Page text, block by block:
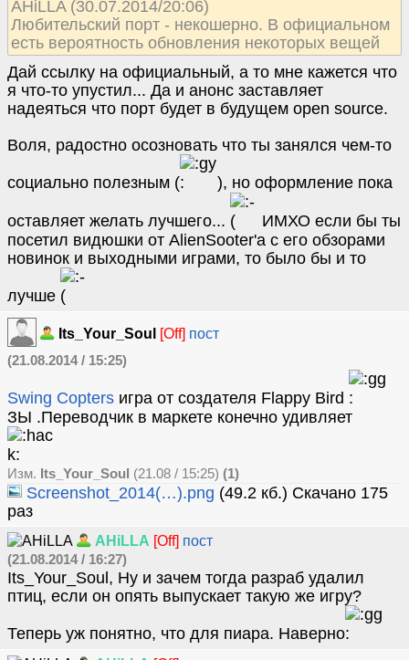
AHiLLA (30.07.2014/20:06)
Любительский порт - некошерно. В официальном
есть вероятность обновления некоторых вещей
Дай ссылку на официальный, а то мне кажется что
я что-то упустил... Да и анонс заставляет
надеяться что порт будет в будущем open source.
Воля, радостно осозновать что ты занялся чем-то
социально полезным ( ), но оформление пока
оставляет желать лучшего...
ИМХО если бы ты
посетил видюшки от AlienSooter'a с его обзорами
новинок и выходными играми, то было бы и то
лучше
Its_Your_Soul [Off] пост
(21.08.2014 / 15:25)
Swing Copters игра от создателя Flappy Bird
ЗЫ .Переводчик в маркете конечно удивляет
Изм. Its_Your_Soul (21.08 / 15:25) (1)
Screenshot_2014(…).png (49.2 кб.) Скачано 175
раз
AHiLLA [Off] пост
(21.08.2014 / 16:27)
Its_Your_Soul, Ну и зачем тогда разраб удалил
птиц, если он опять выпускает такую же игру?
Теперь уж понятно, что для пиара. Наверно